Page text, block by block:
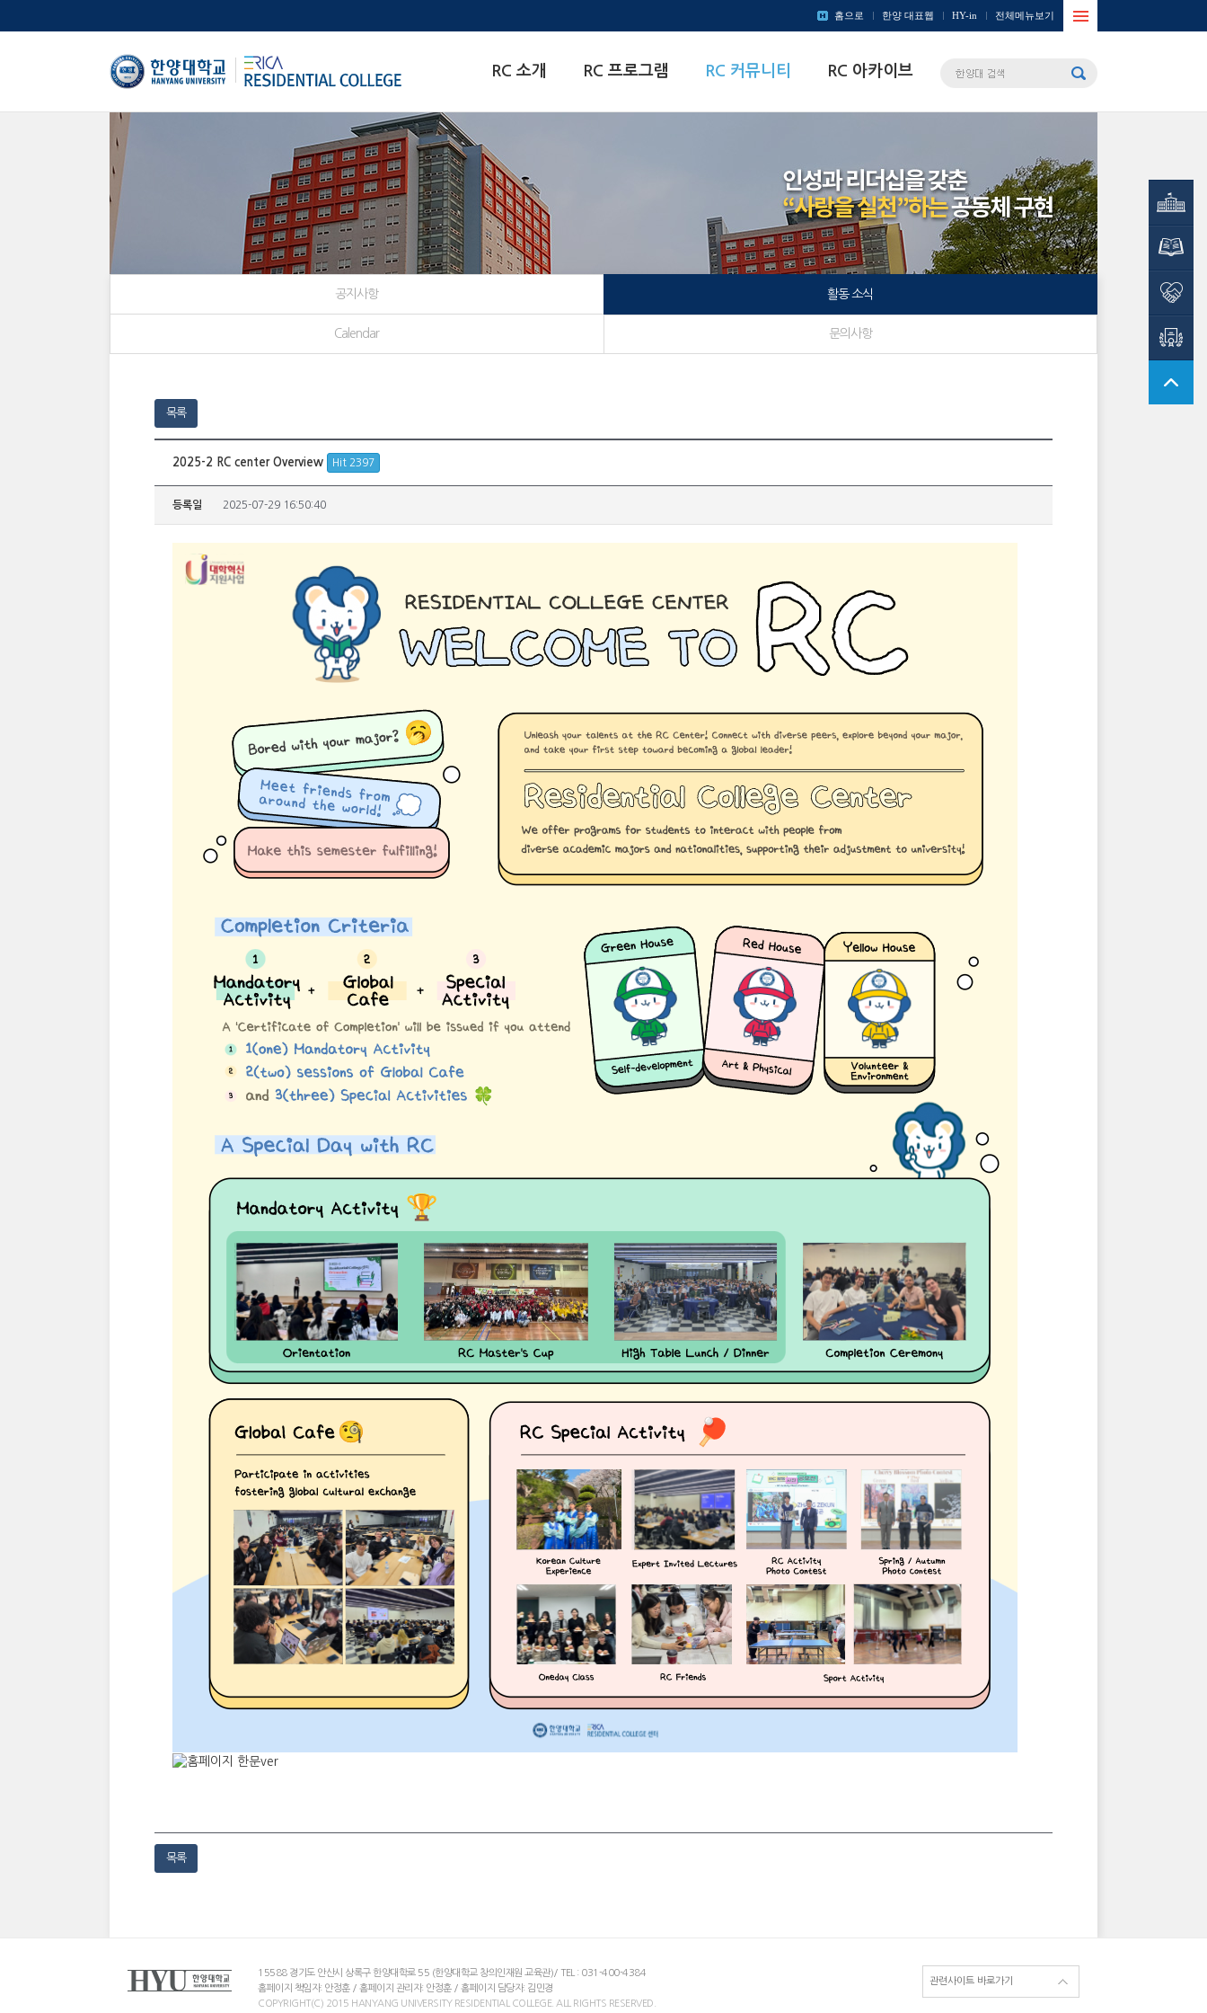
Residential
College센터
홈으로 한양 대표웹 HY-in 전체메뉴보기
RC 소개 RC 프로그램 RC 커뮤니티 RC 아카이브
공지사항 활동 소식
Calendar 문의사항
목록
2025-2 RC center Overview Hit 2397
등록일 2025-07-29 16:50:40
목록
15588 경기도 안산시 상록구 한양대학로 55 (한양대학교 창의인재원 교육관)/ TEL : 031-400-4384
홈페이지 책임자: 안정훈 / 홈페이지 관리자: 안정훈 / 홈페이지 담당자: 김민경
COPYRIGHT(C) 2015 HANYANG UNIVERSITY RESIDENTIAL COLLEGE. ALL RIGHTS RESERVED.
관련사이트 바로가기
CDP시스템